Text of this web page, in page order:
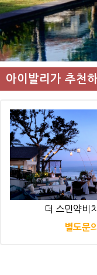
아이발리가 추천
더 스민약비
별도문의